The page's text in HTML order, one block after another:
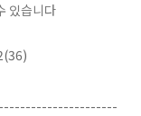
있습니다